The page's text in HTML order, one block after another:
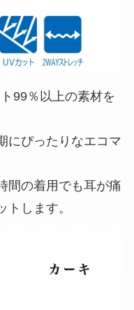
99％以上の素材を
にぴったりなエコマ
間の着用でも耳が痛
トします。